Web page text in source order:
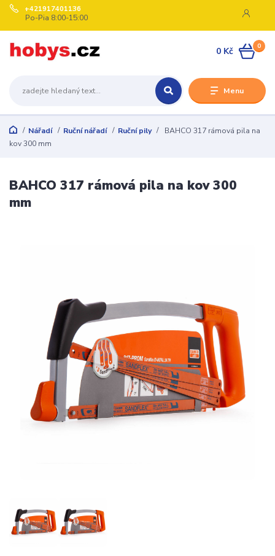
Menu
+421917401136
Po-Pia 8:00-15:00
0
0 Kč
Nářadí Ruční nářadí Ruční pily
BAHCO 317 rámová pila na
kov 300 mm
BAHCO 317 rámová pila na kov 300
mm